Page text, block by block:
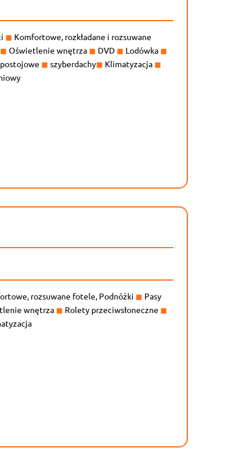
◼ Komfortowe, rozkładane i rozsuwane
◼ Oświetlenie wnętrza ◼ DVD ◼ Lodówka ◼
◼ szyberdachy◼ Klimatyzacja ◼
rozsuwane fotele, Podnóżki ◼ Pasy
wnętrza ◼ Rolety przeciwsłoneczne ◼